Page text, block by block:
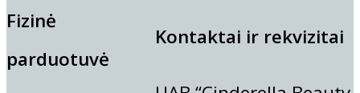
Aušra Olubienė
Deimantė Rimkienė
Dina Vaičiūnienė
50,70 €.
43,10 €.
Fizinė
parduotuvė
Kontaktai ir rekvizitai